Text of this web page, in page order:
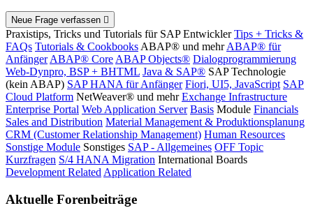
Neue Frage verfassen
Praxistips, Tricks und Tutorials für SAP Entwickler Tips + Tricks &
FAQs Tutorials & Cookbooks ABAP® und mehr ABAP® für
Anfänger ABAP® Core ABAP Objects® Dialogprogrammierung
Web-Dynpro, BSP + BHTML Java & SAP® SAP Technologie
(kein ABAP) SAP HANA für Anfänger Fiori, UI5, JavaScript SAP
Cloud Platform NetWeaver® und mehr Exchange Infrastructure
Enterprise Portal Web Application Server Basis Module Financials
Sales and Distribution Material Management & Produktionsplanung
CRM (Customer Relationship Management) Human Resources
Sonstige Module Sonstiges SAP - Allgemeines OFF Topic
Kurzfragen S/4 HANA Migration International Boards
Development Related Application Related
Aktuelle Forenbeiträge